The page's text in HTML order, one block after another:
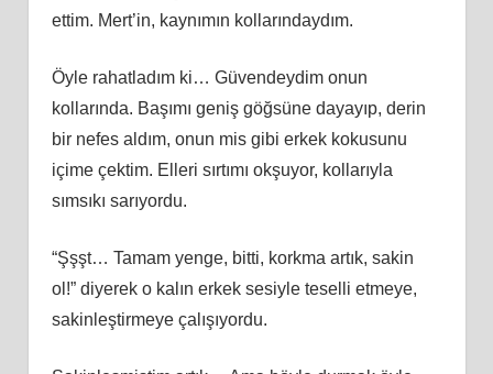
ettim. Mert’in, kaynımın kollarındaydım.
Öyle rahatladım ki… Güvendeydim onun
kollarında. Başımı geniş göğsüne dayayıp, derin
bir nefes aldım, onun mis gibi erkek kokusunu
içime çektim. Elleri sırtımı okşuyor, kollarıyla
sımsıkı sarıyordu.
“Şşşt… Tamam yenge, bitti, korkma artık, sakin
ol!” diyerek o kalın erkek sesiyle teselli etmeye,
sakinleştirmeye çalışıyordu.